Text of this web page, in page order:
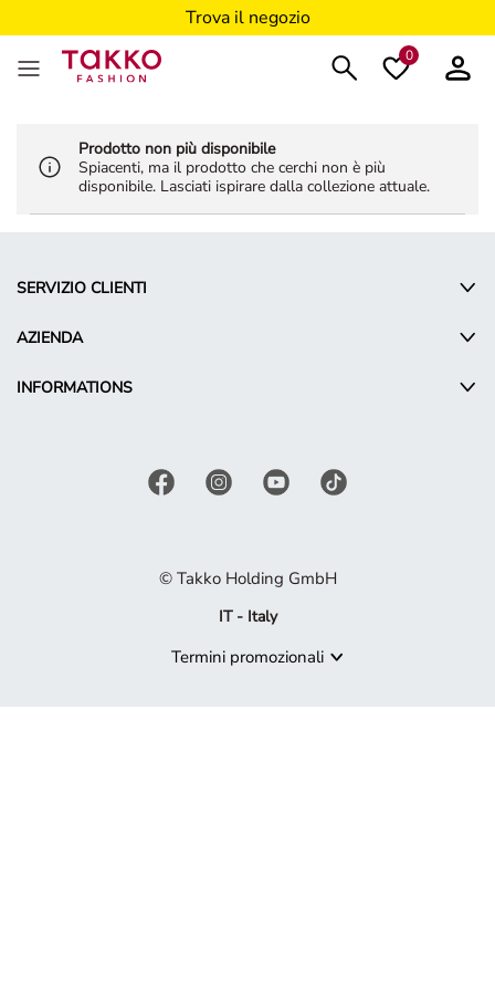
Trova il negozio
0
Prodotto non più disponibile
Spiacenti, ma il prodotto che cerchi non è più
disponibile. Lasciati ispirare dalla collezione attuale.
SERVIZIO CLIENTI
AZIENDA
INFORMATIONS
© Takko Holding GmbH
IT - Italy
Termini promozionali